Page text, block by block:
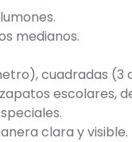
medianos.
cuadradas
escolares,
clara y visible.